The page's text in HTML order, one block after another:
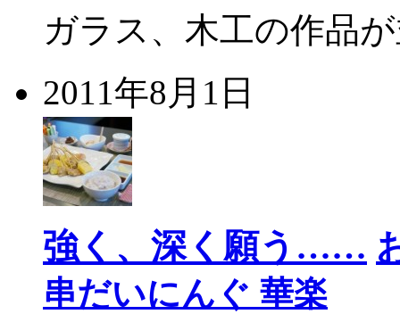
ガラス、木工の作品
2011年8月1日
強く、深く願う……
串だいにんぐ 華楽